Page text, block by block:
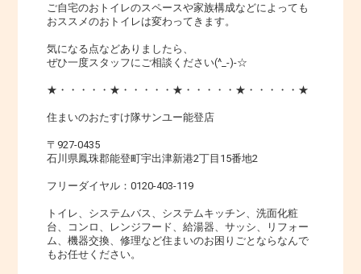
ご自宅のおトイレのスペースや家族構成などによっても
おススメのおトイレは変わってきます。
気になる点などありましたら、
ぜひ一度スタッフにご相談ください(^_-)-☆
★・・・・・★・・・・・★・・・・・★・・・・・★
住まいのおたすけ隊サンユー能登店
〒927-0435
石川県鳳珠郡能登町宇出津新港2丁目15番地2
フリーダイヤル：0120-403-119
トイレ、システムバス、システムキッチン、洗面化粧
台、コンロ、レンジフード、給湯器、サッシ、リフォー
ム、機器交換、修理など住まいのお困りごとならなんで
もお任せください。